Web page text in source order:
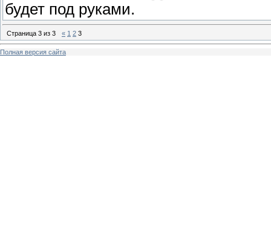
будет под руками.
Страница 3 из 3 « 1 2 3
Полная версия сайта